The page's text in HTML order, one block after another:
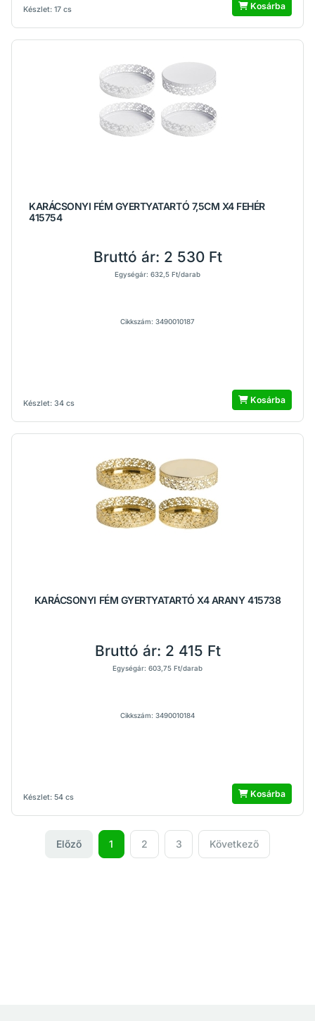
Készlet: 17 cs Kosárba
KARÁCSONYI FÉM GYERTYATARTÓ 7,5CM X4 FEHÉR
415754
Készlet: 34 cs
Bruttó ár: 2 530 Ft
Egységár: 632,5 Ft/darab
Cikkszám: 3490010187
Kosárba
KARÁCSONYI FÉM GYERTYATARTÓ X4 ARANY 415738
Készlet: 54 cs
Bruttó ár: 2 415 Ft
Egységár: 603,75 Ft/darab
Cikkszám: 3490010184
Kosárba
Előző 1 2 3 Következő